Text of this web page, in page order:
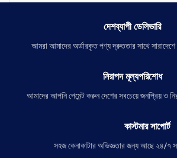
দেশব্যাপী ডেলিভারি
আমরা আমাদের অর্ডারকৃত পণ্য দ্রুততার সাথে সারাদেশে
নিরাপদ মূল্যপরিশোধ
আমাদের আপনি পেমেন্ট করুন দেশের সবচেয়ে জনপ্রিয় ও
কাস্টমার সাপোর্ট
সহজ কেনাকাটার অভিজ্ঞতার জন্য আছে ২৪/৭